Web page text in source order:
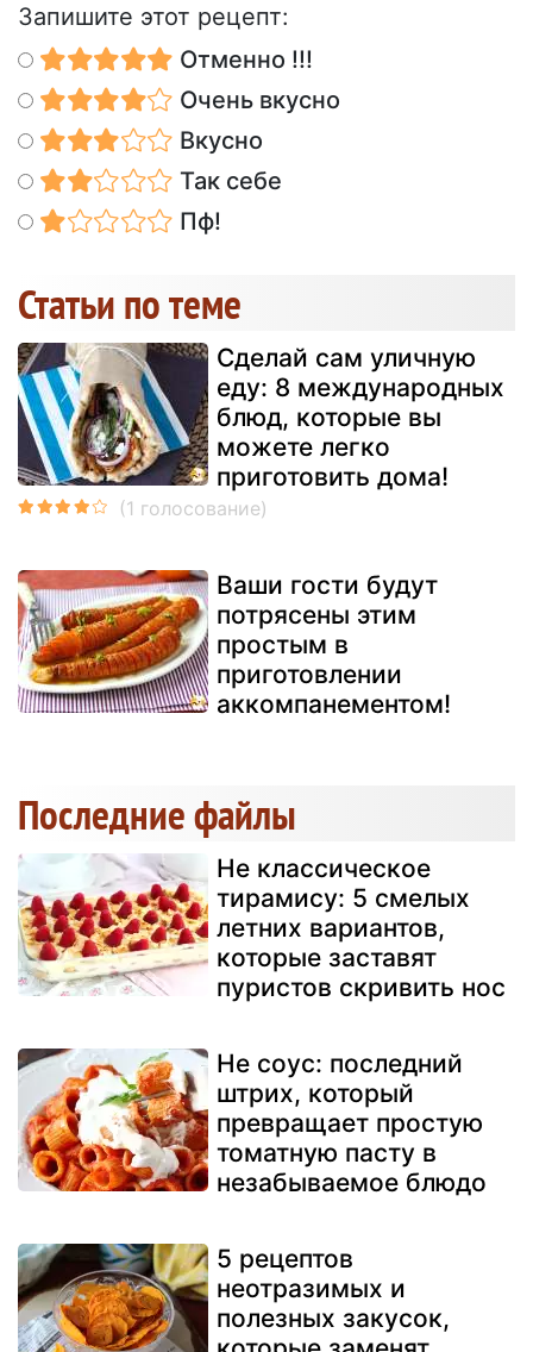
Запишите этот рецепт:
Отменно !!!
Очень вкусно
Вкусно
Так себе
Пф!
Статьи по теме
Сделай сам уличную
еду: 8 международных
блюд, которые вы
можете легко
приготовить дома!
Ваши гости будут
потрясены этим
простым в
приготовлении
аккомпанементом!
Последние файлы
Не классическое
тирамису: 5 смелых
летних вариантов,
которые заставят
пуристов скривить нос
Не соус: последний
штрих, который
превращает простую
томатную пасту в
незабываемое блюдо
5 рецептов
неотразимых и
полезных закусок,